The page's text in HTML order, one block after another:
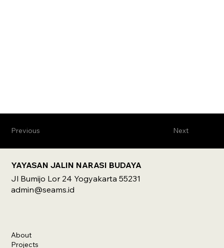
Next
Previous
YAYASAN JALIN NARASI BUDAYA
Jl Bumijo Lor 24 Yogyakarta 55231
admin@seams.id
About
Projects